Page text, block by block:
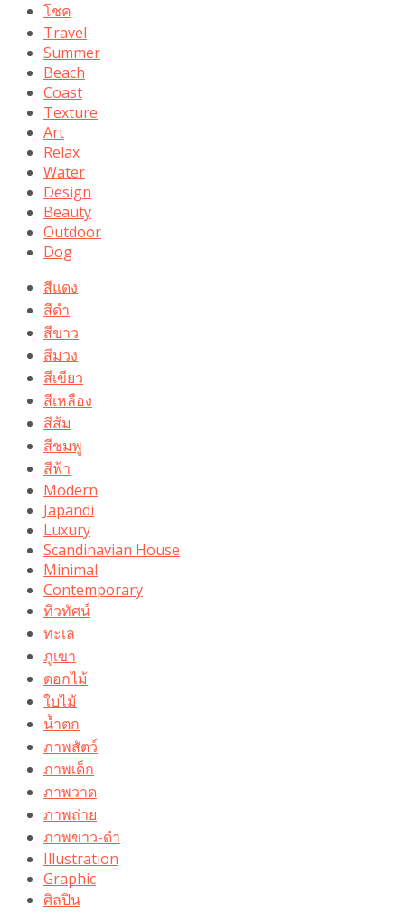
โชค
Travel
Summer
Beach
Coast
Texture
Art
Relax
Water
Design
Beauty
Outdoor
Dog
สีแดง
สีดำ
สีขาว
สีม่วง
สีเขียว
สีเหลือง
สีส้ม
สีชมพู
สีฟ้า
Modern
Japandi
Luxury
Scandinavian House
Minimal
Contemporary
ทิวทัศน์
ทะเล
ภูเขา
ดอกไม้
ใบไม้
น้ำตก
ภาพสัตว์
ภาพเด็ก
ภาพวาด
ภาพถ่าย
ภาพขาว-ดำ
Illustration
Graphic
ศิลปิน